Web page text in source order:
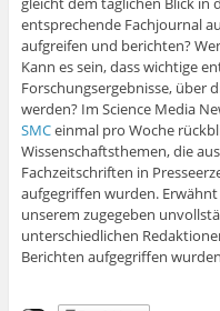
entsprechende Fachjournal
aufgreifen und berichten?
Kann es sein, dass wichtige
Forschungsergebnisse, über
werden? Im Science Media
SMCeinmal pro Woche
Wissenschaftsthemen, die
Fachzeitschriften in
aufgegriffen wurden.
unserem zugegeben
unterschiedlichen
Berichten aufgegriffen